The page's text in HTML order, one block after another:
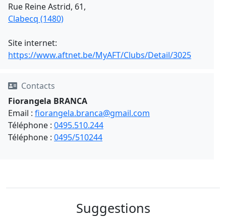
Rue Reine Astrid, 61,
Clabecq (1480)
Site internet:
https://www.aftnet.be/MyAFT/Clubs/Detail/3025
Contacts
Fiorangela BRANCA
Email : fiorangela.branca@gmail.com
Téléphone : 0495.510.244
Téléphone : 0495/510244
Suggestions